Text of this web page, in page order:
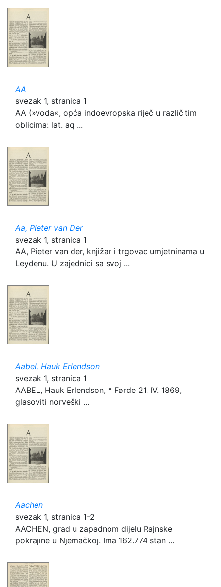
AA
svezak 1, stranica 1
AA (»voda«, opća indoevropska riječ u različitim
oblicima: lat. aq ...
Aa, Pieter van Der
svezak 1, stranica 1
AA, Pieter van der, knjižar i trgovac umjetninama u
Leydenu. U zajednici sa svoj ...
Aabel, Hauk Erlendson
svezak 1, stranica 1
AABEL, Hauk Erlendson, * Førde 21. IV. 1869,
glasoviti norveški ...
Aachen
svezak 1, stranica 1-2
AACHEN, grad u zapadnom dijelu Rajnske
pokrajine u Njemačkoj. Ima 162.774 stan ...